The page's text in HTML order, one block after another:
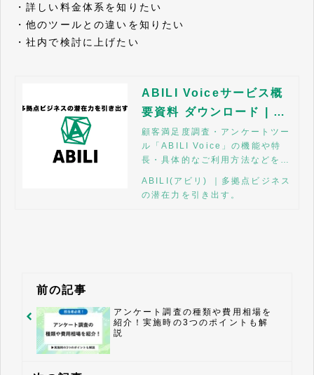
・詳しい料金体系を知りたい
・他のツールとの違いを知りたい
・社内で検討に上げたい
ABILI Voiceサービス概
要資料 ダウンロード | A
BILI
顧客満足度調査・アンケートツー
ル「ABILI Voice」の機能や特
長・具体的なご利用方法などをご
りご不明点がございましたらお気
軽にお申し付けください。
ABILI(アビリ) ｜多拠点ビジネス
の潜在力を引き出す。
前の記事
アンケート調査の種類や費用相場を
紹介！実施時の3つのポイントも解
説